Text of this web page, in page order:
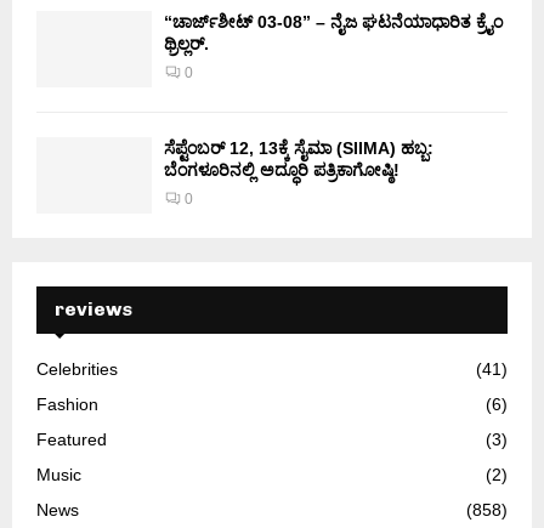
“ಚಾರ್ಜ್‌ಶೀಟ್ 03-08” – ನೈಜ ಘಟನೆಯಾಧಾರಿತ ಕ್ರೈಂ
ಥ್ರಿಲ್ಲರ್.
0
ಸೆಪ್ಟೆಂಬರ್ 12, 13ಕ್ಕೆ ಸೈಮಾ (SIIMA) ಹಬ್ಬ:
ಬೆಂಗಳೂರಿನಲ್ಲಿ ಅದ್ಧೂರಿ ಪತ್ರಿಕಾಗೋಷ್ಠಿ!
0
reviews
Celebrities
(41)
Fashion
(6)
Featured
(3)
Music
(2)
News
(858)